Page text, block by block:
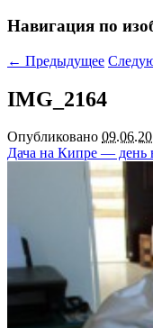
Навигация по
← Предыдущее
IMG_2164
Опубликовано
Дача на Кипре — день